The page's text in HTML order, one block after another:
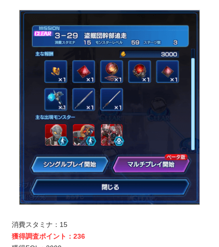
消費スタミナ：15
獲得調査ポイント：236